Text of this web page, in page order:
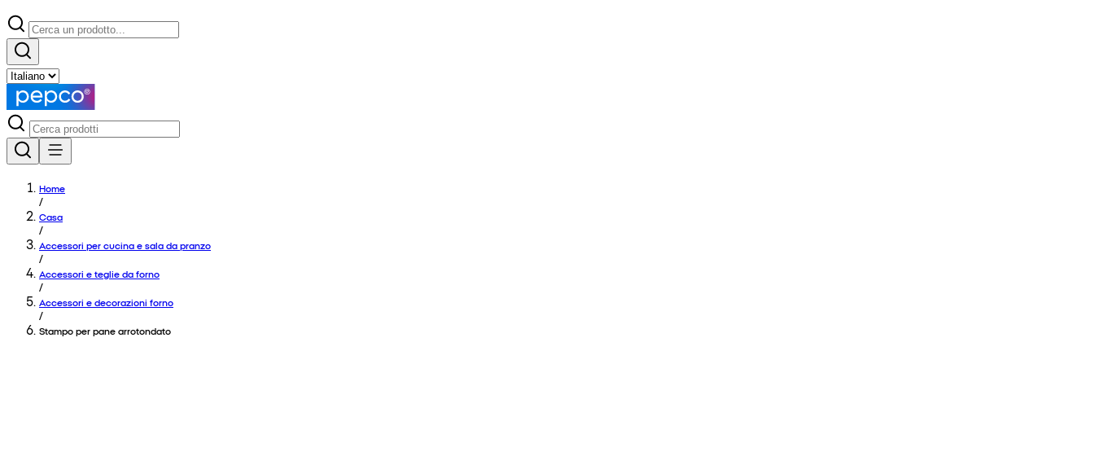
Home
/
Casa
/
Accessori per cucina e sala da pranzo
/
Accessori e teglie da forno
/
Accessori e decorazioni forno
/
Stampo per pane arrotondato